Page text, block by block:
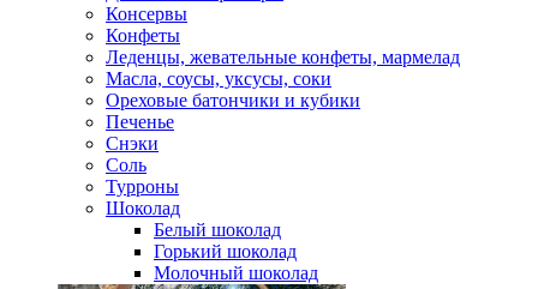
Консервы
Конфеты
Леденцы, жевательные конфеты, мармелад
Масла, соусы, уксусы, соки
Ореховые батончики и кубики
Печенье
Снэки
Соль
Турроны
Шоколад
Белый шоколад
Горький шоколад
Молочный шоколад